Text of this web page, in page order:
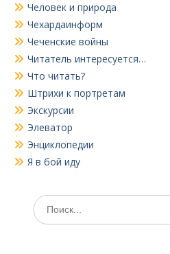
Человек и природа
Чехардаинформ
Чеченские войны
Читатель интересуется…
Что читать?
Штрихи к портретам
Экскурсии
Элеватор
Энциклопедии
Я в бой иду
Поиск
по: